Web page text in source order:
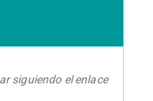
siguiendo el enlace